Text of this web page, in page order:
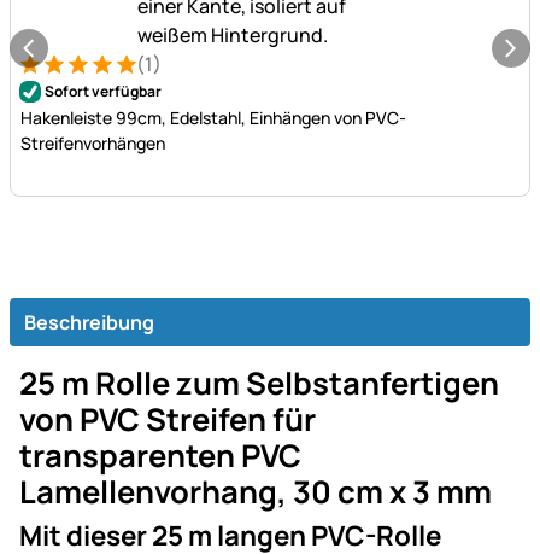
Bewertung: 5 von 5 (1 Bewertungen)
1 Bewertung (1)
Sofort verfügbar
Hakenleiste 99cm, Edelstahl, Einhängen von PVC-
Streifenvorhängen
Beschreibung
25 m Rolle zum Selbstanfertigen
von PVC Streifen für
transparenten PVC
Lamellenvorhang, 30 cm x 3 mm
Mit dieser 25 m langen PVC-Rolle